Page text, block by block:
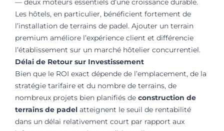
— deux moteurs essentiels d’une croissance durable.
Les hôtels, en particulier, bénéficient fortement de
l’installation de terrains de padel. Ajouter un terrain
premium améliore l’expérience client et différencie
l’établissement sur un marché hôtelier concurrentiel.
Délai de Retour sur Investissement
Bien que le ROI exact dépende de l’emplacement, de la
stratégie tarifaire et du nombre de terrains, de
nombreux projets bien planifiés de construction de
terrains de padel atteignent le seuil de rentabilité
dans un délai relativement court par rapport aux